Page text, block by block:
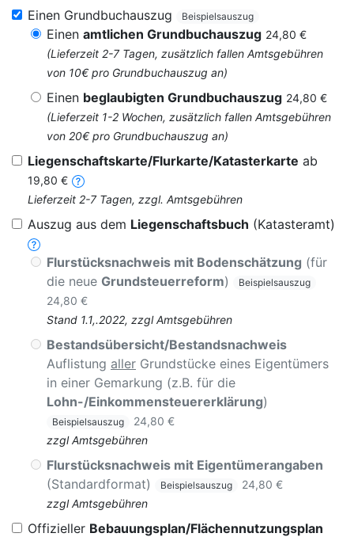
Einen Grundbuchauszug Beispielsauszug
Einen amtlichen Grundbuchauszug 24,80 €
(Lieferzeit 2-7 Tagen, zusätzlich fallen Amtsgebühren
von 10€ pro Grundbuchauszug an)
Einen beglaubigten Grundbuchauszug 24,80 €
(Lieferzeit 1-2 Wochen, zusätzlich fallen Amtsgebühren
von 20€ pro Grundbuchauszug an)
Liegenschaftskarte/Flurkarte/Katasterkarte ab
19,80 €
Lieferzeit 2-7 Tagen, zzgl. Amtsgebühren
Auszug aus dem Liegenschaftsbuch (Katasteramt)
Flurstücksnachweis mit Bodenschätzung (für
die neue Grundsteuerreform) Beispielsauszug
24,80 €
Stand 1.1,.2022, zzgl Amtsgebühren
Bestandsübersicht/Bestandsnachweis
Auflistung aller Grundstücke eines Eigentümers
in einer Gemarkung (z.B. für die
Lohn-/Einkommensteuererklärung)
Beispielsauszug
24,80 €
zzgl Amtsgebühren
Flurstücksnachweis mit Eigentümerangaben
(Standardformat)
Beispielsauszug
24,80 €
zzgl Amtsgebühren
Offizieller Bebauungsplan/Flächennutzungsplan